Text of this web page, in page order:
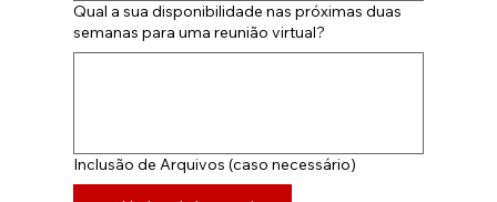
Qual a sua disponibilidade nas próximas duas
semanas para uma reunião virtual?
Inclusão de Arquivos (caso necessário)